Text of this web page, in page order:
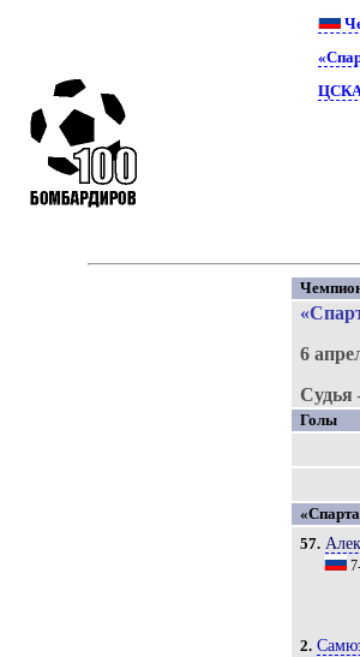
ЦСКА
6
Судья
Голы
57.
2.